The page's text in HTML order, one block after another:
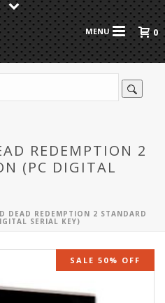
0
REDEMPTION 2
(PC DIGITAL
DEAD REDEMPTION 2 STANDARD
SERIAL KEY)
SALE 50% OFF